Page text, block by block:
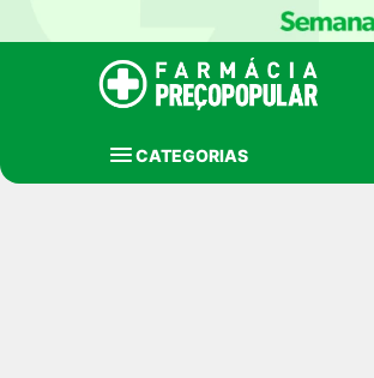
CATEGORIAS